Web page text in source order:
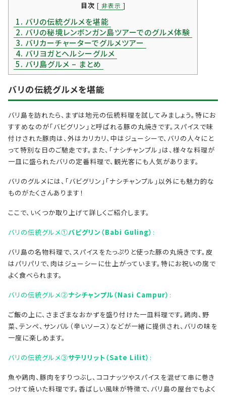
目次 [ 非表示 ]
1. バリの伝統グルメを堪能
2. バリの秘境レンボンガン島ツアーでのグルメ体験
3. バリカーチャーターでグルメツアー
4. バリヨガとヘルシーグルメ
5. バリ島グルメ – まとめ
バリの伝統グルメを堪能
バリ島を訪れたら、まずは地元の伝統料理を試してみましょう。特にお
すすめなのが「バビグリン」と呼ばれる豚の丸焼きです。スパイスで味
付けされた豚肉は、外はカリカリ、中はジューシーで、バリの人々にと
って特別な日のご馳走です。また、「ナシチャンプル」は、様々な料理が
一皿に盛られたバリの定番料理で、観光客にも人気があります。
バリのグルメには、「バビグリン」「ナシチャンプル」以外にも魅力的な
ものがたくさんあります！
ここで、いくつか取り上げて詳しくご紹介します。
バリの伝統グルメ①バビグリン（Babi Guling） :
バリ島の名物料理で、スパイスをたっぷりと使った豚の丸焼きです。皮
はパリパリで、肉はジューシーに仕上がっています。特にお祝いの席で
よく食べられます。
バリの伝統グルメ②ナシチャンプル（Nasi Campur） :
ご飯の上に、さまざまなおかずを盛り付けた一皿料理です。鶏肉、野
菜、テンペ、サンバル（辛いソース）などが一緒に提供され、バリの味を
一度に楽しめます。
バリの伝統グルメ③サテリリット（Sate Lilit） :
魚や鶏肉、豚肉をすりつぶし、ココナッツやスパイスを混ぜて串に巻き
つけて焼いた料理です。香ばしい風味が特徴で、バリ島の屋台でもよく